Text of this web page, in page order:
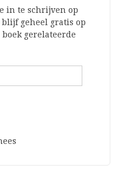
in te schrijven op
geheel gratis op
gerelateerde